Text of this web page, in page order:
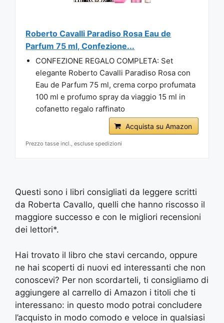
Roberto Cavalli Paradiso Rosa Eau de
Parfum 75 ml, Confezione...
CONFEZIONE REGALO COMPLETA: Set
elegante Roberto Cavalli Paradiso Rosa con
Eau de Parfum 75 ml, crema corpo profumata
100 ml e profumo spray da viaggio 15 ml in
cofanetto regalo raffinato
Acquista su Amazon
Prezzo tasse incl., escluse spedizioni
Questi sono i libri consigliati da leggere scritti
da Roberta Cavallo, quelli che hanno riscosso il
maggiore successo e con le migliori recensioni
dei lettori*.
Hai trovato il libro che stavi cercando, oppure
ne hai scoperti di nuovi ed interessanti che non
conoscevi? Per non scordarteli, ti consigliamo di
aggiungere al carrello di Amazon i titoli che ti
interessano: in questo modo potrai concludere
l’acquisto in modo comodo e veloce in qualsiasi